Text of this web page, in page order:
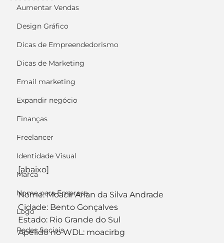
Aumentar Vendas
Design Gráfico
Dicas de Empreendedorismo
Dicas de Marketing
Email marketing
Expandir negócio
Finanças
Freelancer
Identidade Visual
Marca
Nome para Empresa
Logo
Redes Sociais
[abaixo]
Nome: Moacir Arlan da Silva Andrade
Cidade: Bento Gonçalves
Estado: Rio Grande do Sul
Apelido no WDL: moacirbg